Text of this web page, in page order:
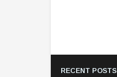
RECENT POSTS